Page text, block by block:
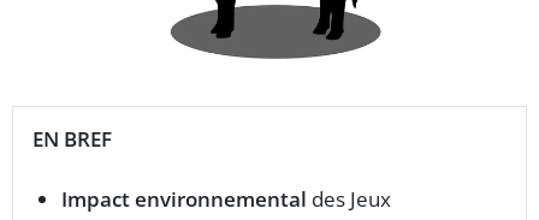
EN BREF
Impact environnemental des Jeux